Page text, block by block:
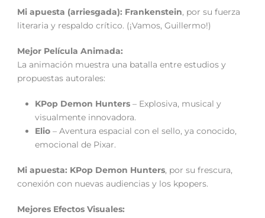
Mi apuesta (arriesgada): Frankenstein, por su fuerza
literaria y respaldo crítico. (¡Vamos, Guillermo!)
Mejor Película Animada:
La animación muestra una batalla entre estudios y
propuestas autorales:
KPop Demon Hunters – Explosiva, musical y
visualmente innovadora.
Elio – Aventura espacial con el sello, ya conocido,
emocional de Pixar.
Mi apuesta: KPop Demon Hunters, por su frescura,
conexión con nuevas audiencias y los kpopers.
Mejores Efectos Visuales: